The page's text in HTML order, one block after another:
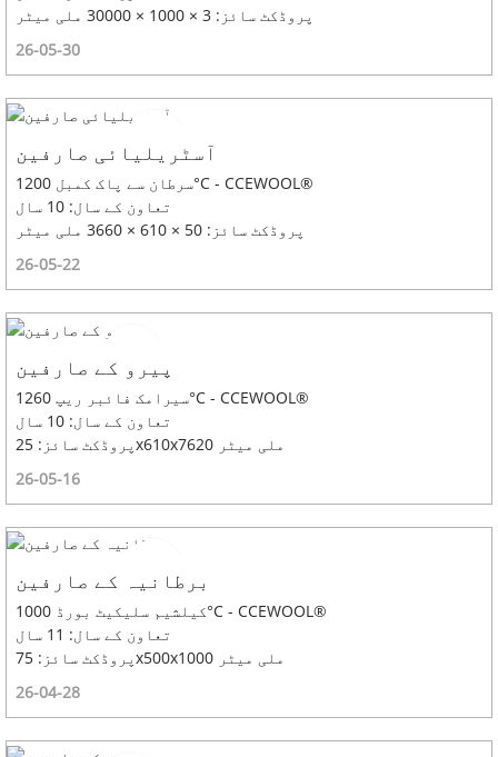
پروڈکٹ سائز: 3 × 1000 × 30000 ملی میٹر
26-05-30
آسٹریلیائی صارفین
سرطان سے پاک کمبل 1200°C - CCEWOOL®
تعاون کے سال: 10 سال
پروڈکٹ سائز: 50 × 610 × 3660 ملی میٹر
26-05-22
پیرو کے صارفین
سیرامک ​​فائبر ریپ 1260°C - CCEWOOL®
تعاون کے سال: 10 سال
پروڈکٹ سائز: 25x610x7620 ملی میٹر
26-05-16
برطانیہ کے صارفین
کیلشیم سلیکیٹ بورڈ 1000°C - CCEWOOL®
تعاون کے سال: 11 سال
پروڈکٹ سائز: 75x500x1000 ملی میٹر
26-04-28